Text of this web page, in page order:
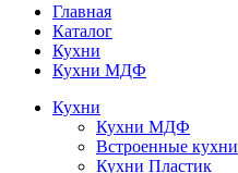
Главная
Каталог
Кухни
Кухни МДФ
Кухни
Кухни МДФ
Встроенные кухни
Кухни Пластик